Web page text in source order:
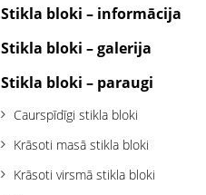
Stikla bloki – informācija
Stikla bloki – galerija
Stikla bloki – paraugi
Caurspīdīgi stikla bloki
Krāsoti masā stikla bloki
Krāsoti virsmā stikla bloki